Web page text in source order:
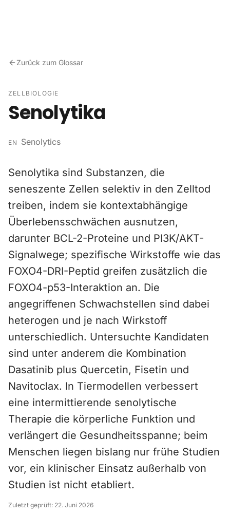
Zurück zum Glossar
ZELLBIOLOGIE
Senolytika
EN Senolytics
Senolytika sind Substanzen, die
seneszente Zellen selektiv in den Zelltod
treiben, indem sie kontextabhängige
Überlebensschwächen ausnutzen,
darunter BCL-2-Proteine und PI3K/AKT-
Signalwege; spezifische Wirkstoffe wie das
FOXO4-DRI-Peptid greifen zusätzlich die
FOXO4-p53-Interaktion an. Die
angegriffenen Schwachstellen sind dabei
heterogen und je nach Wirkstoff
unterschiedlich. Untersuchte Kandidaten
sind unter anderem die Kombination
Dasatinib plus Quercetin, Fisetin und
Navitoclax. In Tiermodellen verbessert
eine intermittierende senolytische
Therapie die körperliche Funktion und
verlängert die Gesundheitsspanne; beim
Menschen liegen bislang nur frühe Studien
vor, ein klinischer Einsatz außerhalb von
Studien ist nicht etabliert.
Zuletzt geprüft: 22. Juni 2026